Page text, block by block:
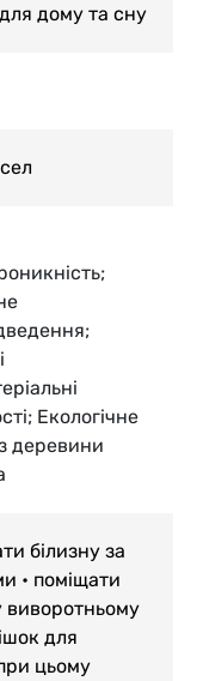
дому та сну
Екологічне
деревини
білизну за
• поміщати
виворотньому
для
цьому